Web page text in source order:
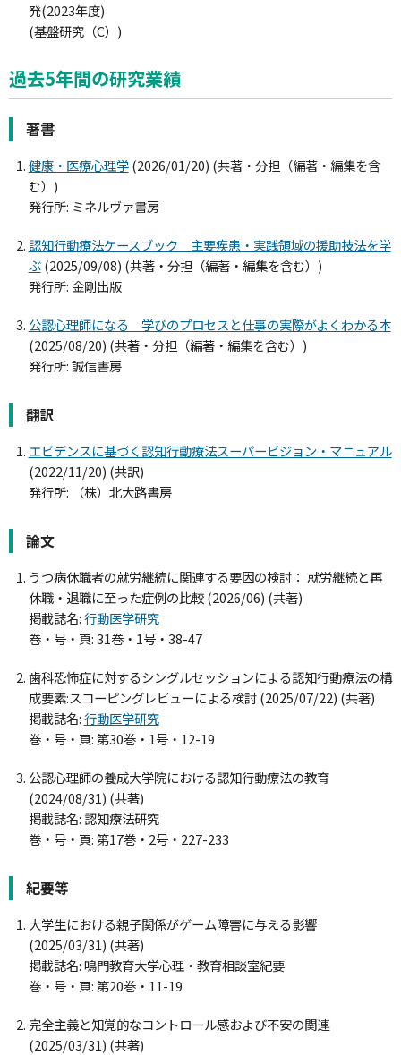
発(2023年度)
(基盤研究（C）)
過去5年間の研究業績
著書
健康・医療心理学(2026/01/20) (共著・分担（編著・編集を含
む）)
発行所: ミネルヴァ書房
認知行動療法ケースブック 主要疾患・実践領域の援助技法を学
ぶ(2025/09/08) (共著・分担（編著・編集を含む）)
発行所: 金剛出版
公認心理師になる 学びのプロセスと仕事の実際がよくわかる本
(2025/08/20) (共著・分担（編著・編集を含む）)
発行所: 誠信書房
翻訳
エビデンスに基づく認知行動療法スーパービジョン・マニュアル
(2022/11/20) (共訳)
発行所: （株）北大路書房
論文
うつ病休職者の就労継続に関連する要因の検討： 就労継続と再
休職・退職に至った症例の比較 (2026/06) (共著)
掲載誌名:行動医学研究
巻・号・頁: 31巻・1号・38-47
歯科恐怖症に対するシングルセッションによる認知行動療法の構
成要素:スコーピングレビューによる検討 (2025/07/22) (共著)
掲載誌名:行動医学研究
巻・号・頁: 第30巻・1号・12-19
公認心理師の養成大学院における認知行動療法の教育
(2024/08/31) (共著)
掲載誌名: 認知療法研究
巻・号・頁: 第17巻・2号・227-233
紀要等
大学生における親子関係がゲーム障害に与える影響
(2025/03/31) (共著)
掲載誌名: 鳴門教育大学心理・教育相談室紀要
巻・号・頁: 第20巻・11-19
完全主義と知覚的なコントロール感および不安の関連
(2025/03/31) (共著)